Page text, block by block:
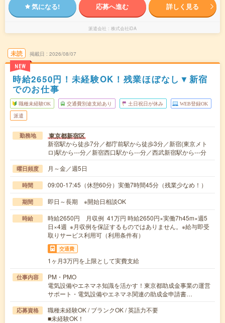
気になる! 応募へ進む 詳しく見る
派遣会社 株式会社iDA
未読
NEW
掲載日 2026/08/07
時給2650円！未経験OK！残業ほぼなし▼新宿
でのお仕事
職種未経験OK 交通費別途支給あり 土日祝日が休み WEB登録OK
派遣
勤務地 東京都新宿区
新宿駅から徒歩7分／都庁前駅から徒歩3分／新宿(東京メト
ロ)駅から---分／新宿西口駅から---分／西武新宿駅から---分
曜日頻度 月～金／週5日
時間 09:00-17:45（休憩60分）実働7時間45分（残業少なめ！）
期間 即日～長期 ※開始日相談OK
時給
時給2650円 月収例 41万円 時給2650円×実働7h45m×週5
日×4週 ※月収例を保証するものではありません。※給与即受
取りサービス利用可（利用条件有）
交通費
1ヶ月3万円を上限として実費支給
仕事内容
PM・PMO
電気設備やエネマネ知識を活かす！東京都助成金事業の運営
サポート・電気設備やエネマネ関連の助成金申請書…
応募資格
職種未経験OK / ブランクOK / 英語力不要
■未経験OK！